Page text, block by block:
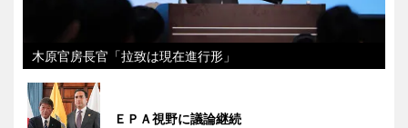
木原官房長官「拉致は現在進行形」
ＥＰＡ視野に議論継続